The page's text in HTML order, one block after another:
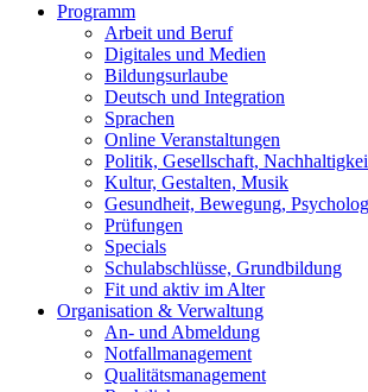
Programm
Arbeit und Beruf
Digitales und Medien
Bildungsurlaube
Deutsch und Integration
Sprachen
Online Veranstaltungen
Politik, Gesellschaft,
Kultur, Gestalten, Musik
Gesundheit, Bewegung,
Prüfungen
Specials
Schulabschlüsse, Grundbildung
Fit und aktiv im Alter
Organisation & Verwaltung
An- und Abmeldung
Notfallmanagement
Qualitätsmanagement